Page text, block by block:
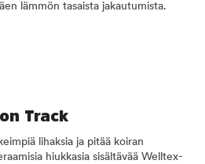
lämmön tasaista jakautumista.
Track
lihaksia ja pitää koiran
hiukkasia sisältävää Welltex-